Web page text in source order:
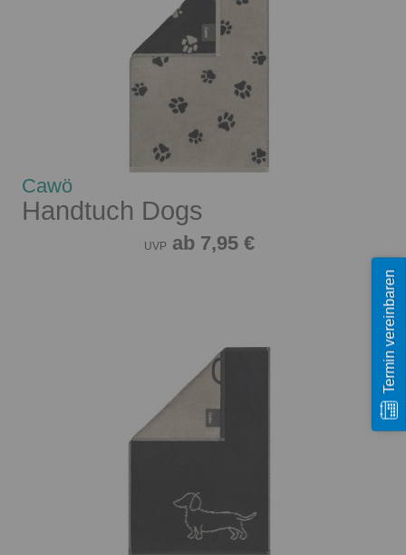
Cawö
Handtuch Dogs
UVP ab 7,95 €
Termin vereinbaren